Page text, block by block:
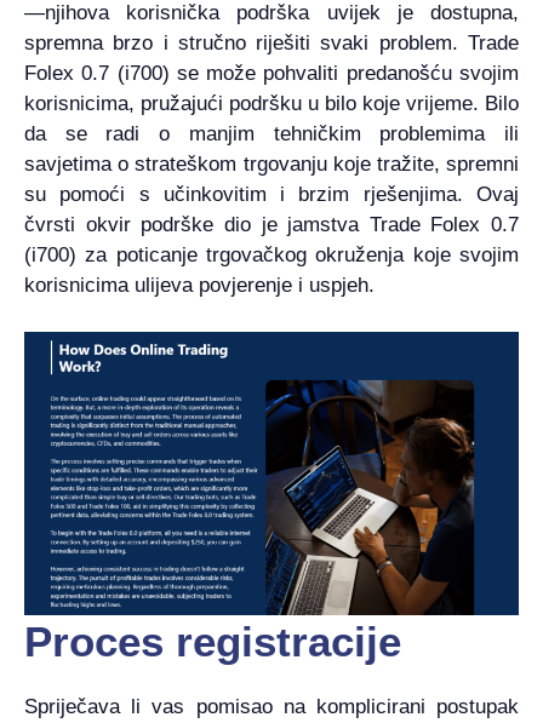
—njihova korisnička podrška uvijek je dostupna,
spremna brzo i stručno riješiti svaki problem. Trade
Folex 0.7 (i700) se može pohvaliti predanošću svojim
korisnicima, pružajući podršku u bilo koje vrijeme. Bilo
da se radi o manjim tehničkim problemima ili
savjetima o strateškom trgovanju koje tražite, spremni
su pomoći s učinkovitim i brzim rješenjima. Ovaj
čvrsti okvir podrške dio je jamstva Trade Folex 0.7
(i700) za poticanje trgovačkog okruženja koje svojim
korisnicima ulijeva povjerenje i uspjeh.
Proces registracije
Spriječava li vas pomisao na komplicirani postupak